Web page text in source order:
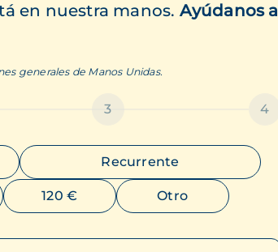
en nuestra manos. Ayúdanos a
generales de Manos Unidas.
3 4
Recurrente
120 €
Otro